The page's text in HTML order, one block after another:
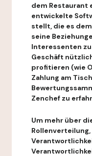
dem Restaurant
entwickelte
stellt, die es
seine
Interessenten
Geschäft
profitieren (wie
Zahlung am
Zenchef zu
Um mehr über